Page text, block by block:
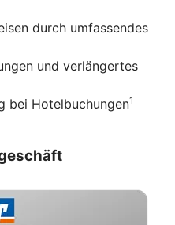
durch umfassendes
und verlängertes
bei Hotelbuchungen1